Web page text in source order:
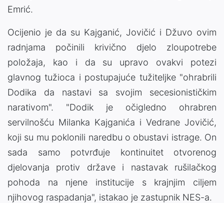
Emrić.
Ocijenio je da su Kajganić, Jovičić i Džuvo ovim
radnjama počinili krivično djelo zloupotrebe
položaja, kao i da su upravo ovakvi potezi
glavnog tužioca i postupajuće tužiteljke "ohrabrili
Dodika da nastavi sa svojim secesionističkim
narativom". "Dodik je očigledno ohrabren
servilnošću Milanka Kajganića i Vedrane Jovičić,
koji su mu poklonili naredbu o obustavi istrage. On
sada samo potvrđuje kontinuitet otvorenog
djelovanja protiv države i nastavak rušilačkog
pohoda na njene institucije s krajnjim ciljem
njihovog raspadanja", istakao je zastupnik NES-a.